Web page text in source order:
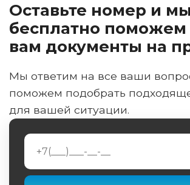
Оставьте номер и мы
бесплатно поможем
вам документы на
Мы ответим на все ваши
поможем подобрать
для вашей ситуации.